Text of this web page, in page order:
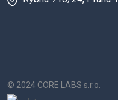
© 2024 CORE LABS s.r.o.